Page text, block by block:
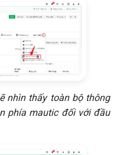
nhìn thấy toàn bộ thông
phía mautic đối với đầu